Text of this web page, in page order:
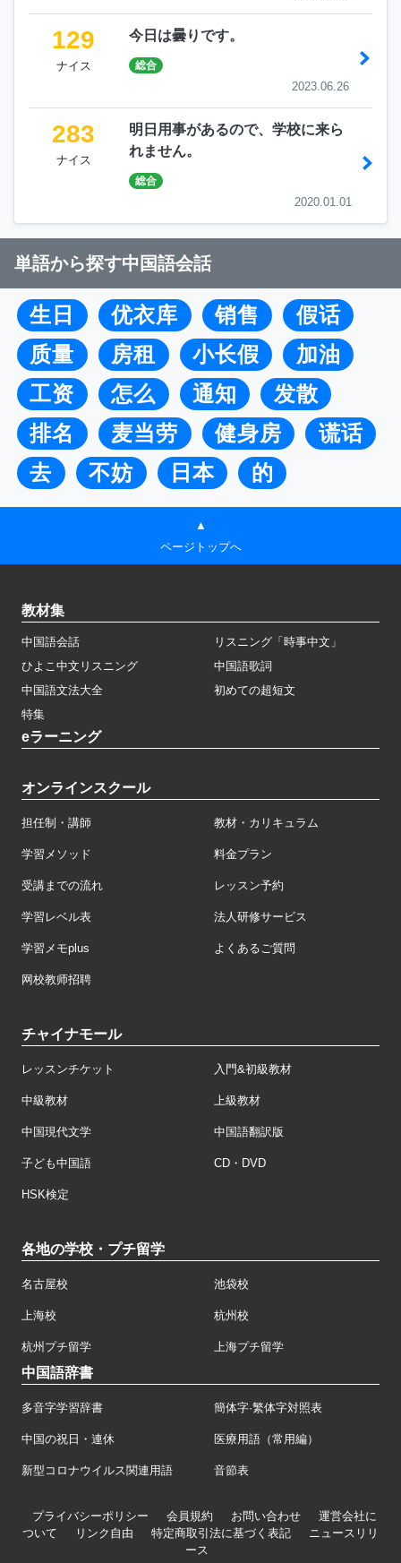
129
ナイス
今日は曇りです。
総合
2023.06.26
283
ナイス
明日用事があるので、学校に来ら
れません。
総合
2020.01.01
単語から探す中国語会話
生日 优衣库 销售
假话
质量
房租 小长假
加油
工资
怎么 通知
发散
排名
麦当劳 健身房
谎话
去
不妨 日本 的
▲
ページトップへ
教材集
中国語会話
リスニング「時事中文」
ひよこ中文リスニング
中国語歌詞
中国語文法大全
初めての超短文
特集
eラーニング
オンラインスクール
担任制・講師 教材・カリキュラム
学習メソッド 料金プラン
受講までの流れ レッスン予約
学習レベル表 法人研修サービス
学習メモplus よくあるご質問
网校教师招聘
チャイナモール
レッスンチケット 入門&初級教材
中級教材 上級教材
中国現代文学 中国語翻訳版
子ども中国語 CD・DVD
HSK検定
各地の学校・プチ留学
名古屋校 池袋校
上海校 杭州校
杭州プチ留学 上海プチ留学
中国語辞書
多音字学習辞書 簡体字·繁体字対照表
中国の祝日・連休 医療用語（常用編）
新型コロナウイルス関連用語 音節表
プライバシーポリシー 会員規約 お問い合わせ
運営会社に
ついて
リンク自由 特定商取引法に基づく表記
ニュースリリ
ース